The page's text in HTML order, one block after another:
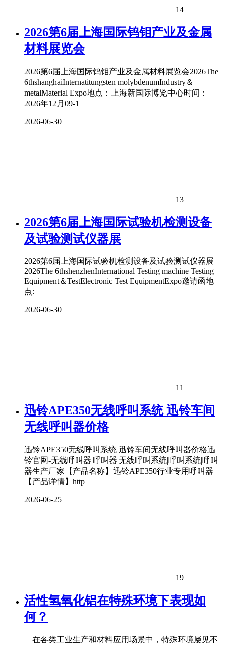
14
2026第6届上海国际钨钼产业及金属
材料展览会
2026第6届上海国际钨钼产业及金属材料展览会2026The
6thshanghaiInternatitungsten molybdenumIndustry＆
metalMaterial Expo地点：上海新国际博览中心时间：
2026年12月09-1
2026-06-30
13
2026第6届上海国际试验机检测设备
及试验测试仪器展
2026第6届上海国际试验机检测设备及试验测试仪器展
2026The 6thshenzhenInternational Testing machine Testing
Equipment＆TestElectronic Test EquipmentExpo邀请函地
点:
2026-06-30
11
迅铃APE350无线呼叫系统 迅铃车间
无线呼叫器价格
迅铃APE350无线呼叫系统 迅铃车间无线呼叫器价格迅
铃官网-无线呼叫器|呼叫器|无线呼叫系统|呼叫系统|呼叫
器生产厂家【产品名称】迅铃APE350行业专用呼叫器
【产品详情】http
2026-06-25
19
活性氢氧化铝在特殊环境下表现如
何？
在各类工业生产和材料应用场景中，特殊环境屡见不